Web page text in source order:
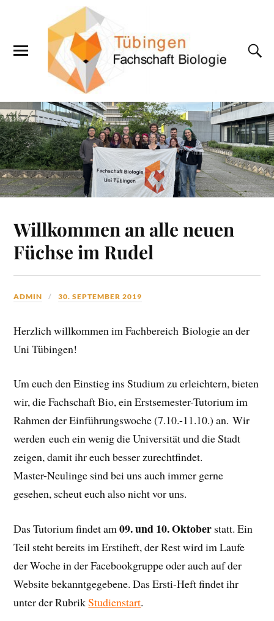
Willkommen an alle neuen
Füchse im Rudel
ADMIN 30. SEPTEMBER 2019
Herzlich willkommen im Fachbereich Biologie an der
Uni Tübingen!
Um euch den Einstieg ins Studium zu erleichtern, bieten
wir, die Fachschaft Bio, ein Erstsemester-Tutorium im
Rahmen der Einführungswoche (7.10.-11.10.) an. Wir
werden euch ein wenig die Universität und die Stadt
zeigen, damit ihr euch besser zurechtfindet.
Master-Neulinge sind bei uns auch immer gerne
gesehen, scheut euch also nicht vor uns.
Das Tutorium findet am09. und 10. Oktober statt. Ein
Teil steht bereits im Erstiheft, der Rest wird im Laufe
der Woche in der Facebookgruppe oder auch auf der
Website bekanntgegebene. Das Ersti-Heft findet ihr
unter der RubrikStudienstart.